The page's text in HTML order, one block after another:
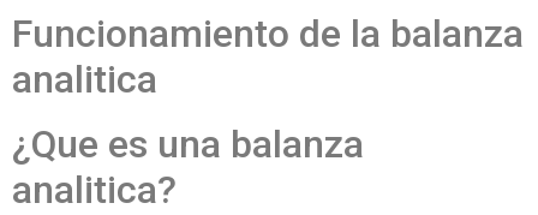
Funcionamiento de la balanza
analitica
¿Que es una balanza
analitica?